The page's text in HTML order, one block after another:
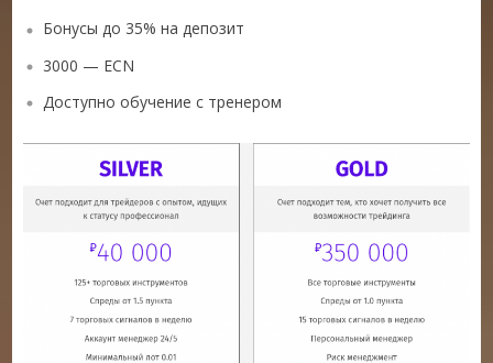
Бонусы до 35% на депозит
3000 — ECN
Доступно обучение с тренером